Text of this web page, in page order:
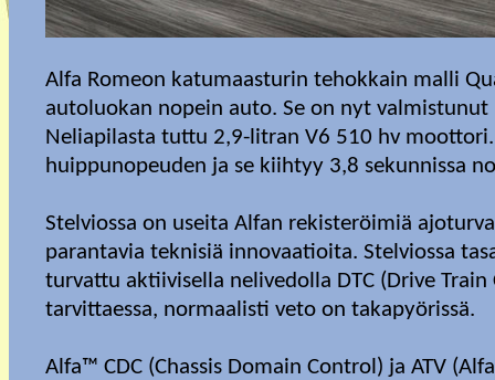
Alfa Romeon katumaasturin tehokkain malli
autoluokan nopein auto. Se on nyt
Neliapilasta tuttu 2,9-litran V6 510 hv
huippunopeuden ja se kiihtyy 3,8 sekunnissa
Stelviossa on useita Alfan rekisteröimiä
parantavia teknisiä innovaatioita. Stelviossa
turvattu aktiivisella nelivedolla DTC (Drive
tarvittaessa, normaalisti veto on takapyörissä.
Alfa™ CDC (Chassis Domain Control) ja ATV